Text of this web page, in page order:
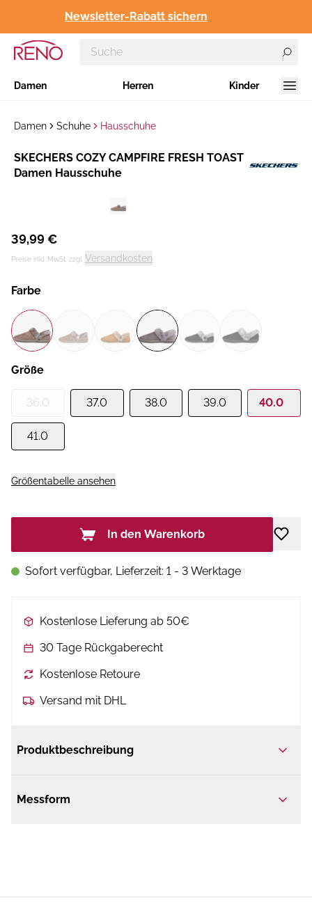
Newsletter-Rabatt sichern
Damen Herren Kinder
Damen Schuhe Hausschuhe
Hersteller:
SKECHERS COZY CAMPFIRE FRESH TOAST
Damen Hausschuhe
39,99 €
Preise inkl. MwSt. zzgl. Versandkosten
Farbe
Größe
36.0 37.0 38.0 39.0 40.0
41.0
Größentabelle ansehen
In den Warenkorb
Sofort verfügbar, Lieferzeit: 1 - 3 Werktage
Kostenlose Lieferung ab 50€
30 Tage Rückgaberecht
Kostenlose Retoure
Versand mit DHL
Produktbeschreibung
Messform